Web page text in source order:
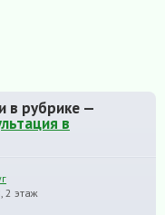
в рубрике —
в
2 этаж